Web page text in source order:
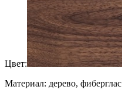
Цвет:
Материал: дерево, фиберглас